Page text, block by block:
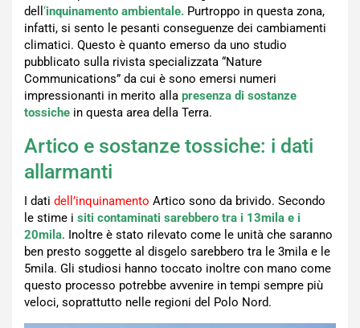
dell ‘inquinamento ambientale. Purtroppo in questa zona,
infatti, si sento le pesanti conseguenze dei cambiamenti
climatici. Questo è quanto emerso da uno studio
pubblicato sulla rivista specializzata “Nature
Communications” da cui è sono emersi numeri
impressionanti in merito alla presenza di sostanze
tossiche in questa area della Terra.
Artico e sostanze tossiche: i dati
allarmanti
I dati dell’inquinamento Artico sono da brivido. Secondo
le stime i siti contaminati sarebbero tra i 13mila e i
20mila. Inoltre è stato rilevato come le unità che saranno
ben presto soggette al disgelo sarebbero tra le 3mila e le
5mila. Gli studiosi hanno toccato inoltre con mano come
questo processo potrebbe avvenire in tempi sempre più
veloci, soprattutto nelle regioni del Polo Nord.